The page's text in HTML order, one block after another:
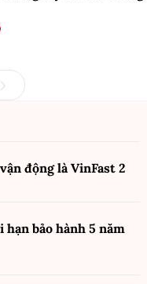
động là VinFast 2
bảo hành 5 năm